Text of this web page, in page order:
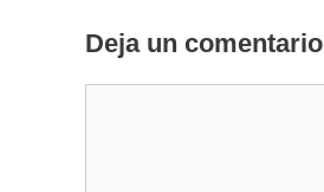
Deja un comentario